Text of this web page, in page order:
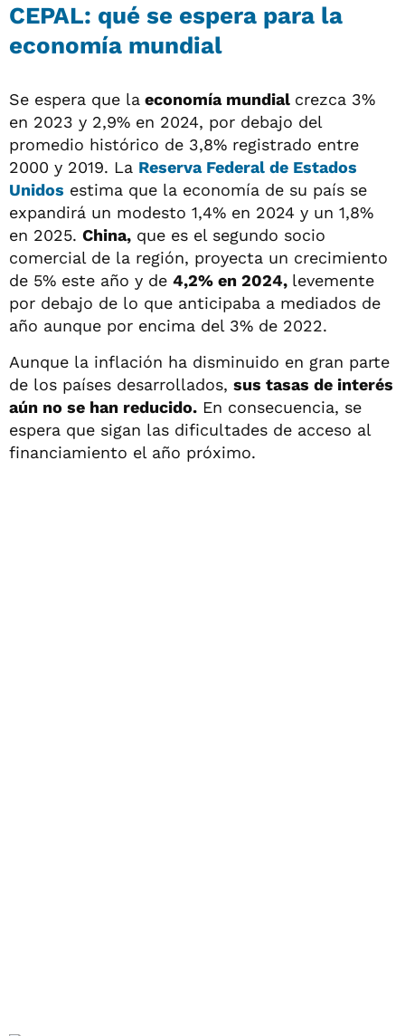
CEPAL: qué se espera para la
economía mundial
Se espera que la economía mundial crezca 3%
en 2023 y 2,9% en 2024, por debajo del
promedio histórico de 3,8% registrado entre
2000 y 2019. La Reserva Federal de Estados
Unidos estima que la economía de su país se
expandirá un modesto 1,4% en 2024 y un 1,8%
en 2025. China, que es el segundo socio
comercial de la región, proyecta un crecimiento
de 5% este año y de 4,2% en 2024, levemente
por debajo de lo que anticipaba a mediados de
año aunque por encima del 3% de 2022.
Aunque la inflación ha disminuido en gran parte
de los países desarrollados, sus tasas de interés
aún no se han reducido. En consecuencia, se
espera que sigan las dificultades de acceso al
financiamiento el año próximo.